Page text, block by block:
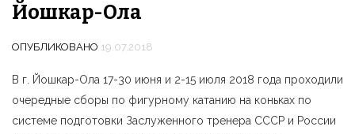
Йошкар-Ола
ОПУБЛИКОВАНО 19.07.2018
В г. Йошкар-Ола 17-30 июня и 2-15 июля 2018 года проходили
очередные сборы по фигурному катанию на коньках по
системе подготовки Заслуженного тренера СССР и России